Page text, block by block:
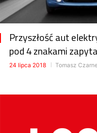
Przyszłość aut
pod 4 znakami
24 lipca 2018 Tomasz